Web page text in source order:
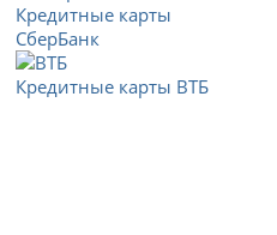
Кредитные карты
СберБанк
Кредитные карты ВТБ